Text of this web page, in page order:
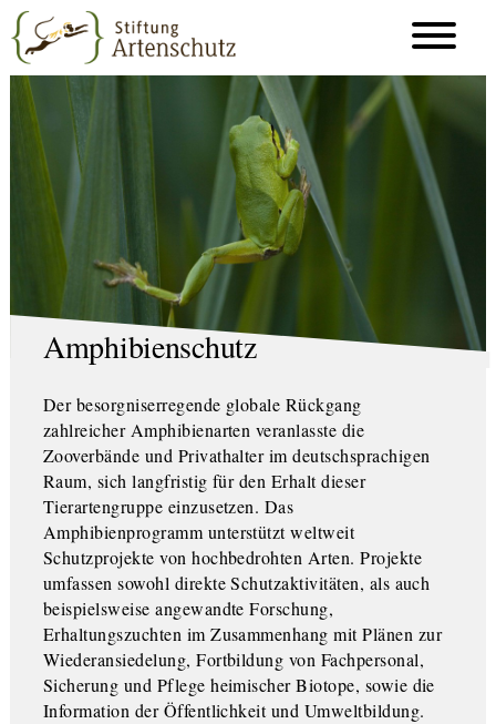
Amphibienschutz
Der besorgniserregende globale Rückgang
zahlreicher Amphibienarten veranlasste die
Zooverbände und Privathalter im deutschsprachigen
Raum, sich langfristig für den Erhalt dieser
Tierartengruppe einzusetzen. Das
Amphibienprogramm unterstützt weltweit
Schutzprojekte von hochbedrohten Arten. Projekte
umfassen sowohl direkte Schutzaktivitäten, als auch
beispielsweise angewandte Forschung,
Erhaltungszuchten im Zusammenhang mit Plänen zur
Wiederansiedelung, Fortbildung von Fachpersonal,
Sicherung und Pflege heimischer Biotope, sowie die
Information der Öffentlichkeit und Umweltbildung.